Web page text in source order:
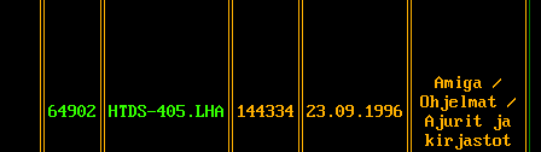
64902 HTDS-405.LHA 144334 23.09.1996
Amiga /
Ohjelmat /
Ajurit ja
kirjastot